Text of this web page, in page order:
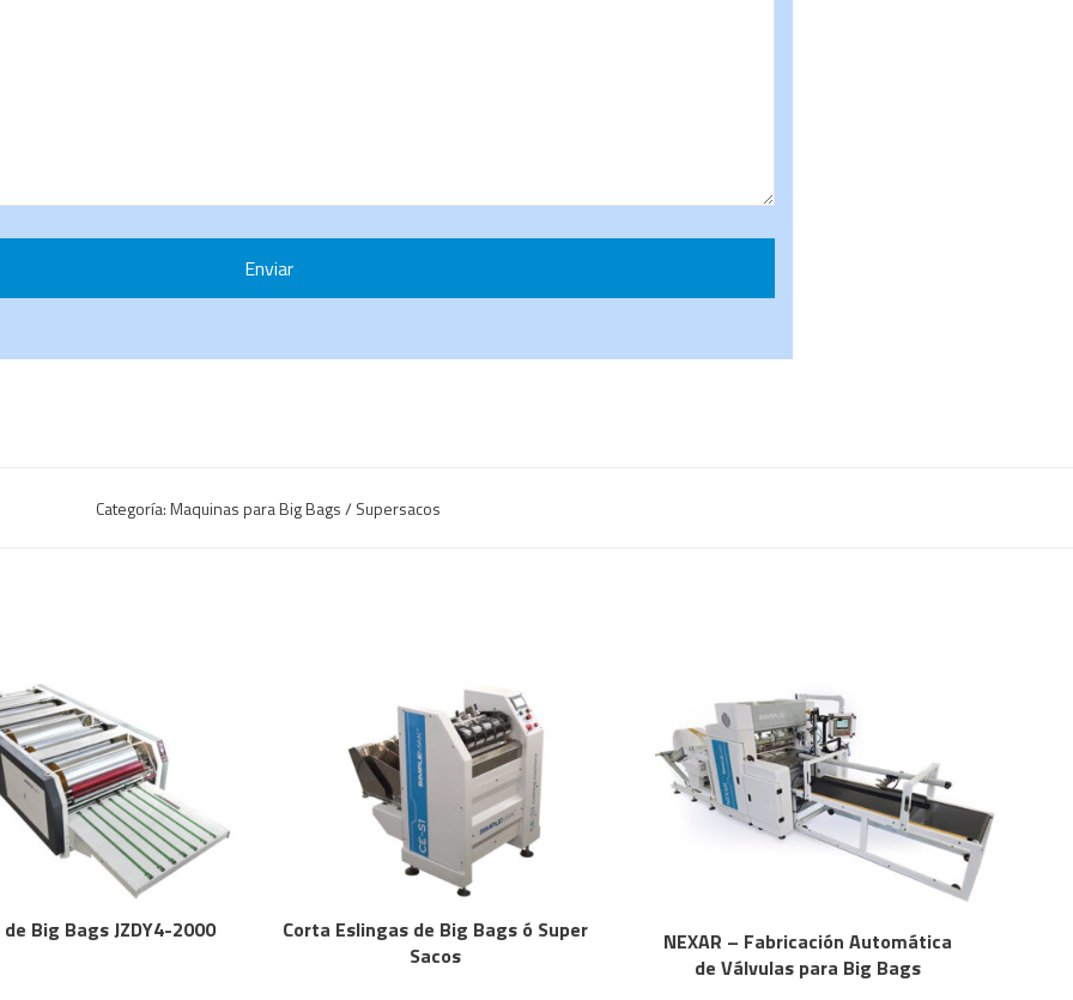
Categoría:Maquinas para Big Bags / Supersacos
Big Bags JZDY4-2000
Corta Eslingas de Big Bags ó Super
Sacos
NEXAR – Fabricación Automática
de Válvulas para Big Bags